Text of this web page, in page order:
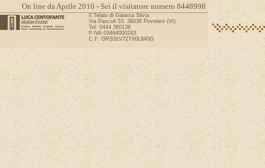
On line da Aprile 2010 - Sei il visitatore numero 8448998
Il Telaio di Gaiarsa Silvia
Via Pascoli 53, 36030 Povolaro (VI)
Tel: 0444 360136
P.IVA 03464000243
C.F. GRSSLV72T60L840G